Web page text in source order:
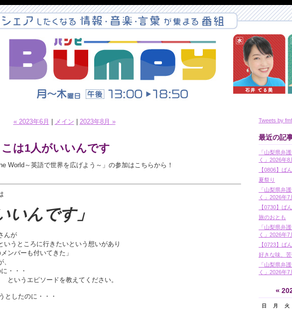
« 2023年6月 メイン 2023年8月 »
は1人がいいんです
World～英語で世界を広げよう～」の参加はこちらから！
いんです」
んが
うところに行きたいという想いがあり
ンバーも付いてきた」
・・・
いうエピソードを教えてください。
したのに・・・
Tweets by
最近の記
「山梨県弁
く」2026年
【0806】ば
夏祭り
「山梨県弁
く」2026年
【0730】ば
旅のおとも
「山梨県弁
く」2026年
【0723】ば
好きな味、苦
「山梨県弁
く」2026年
«
日 月 火